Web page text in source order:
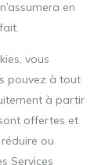
en
vous
pouvez à tout
à partir
offertes et
ou
Services